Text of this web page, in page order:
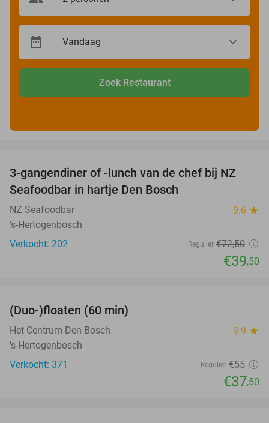
Zoek Restaurant
46%
3-gangendiner of -lunch van de chef bij NZ
Seafoodbar in hartje Den Bosch
NZ Seafoodbar 9.6 star
's-Hertogenbosch
Verkocht: 202
Regulier €72,50
€39,50
(Duo-)floaten (60 min)
Het Centrum Den Bosch 9.9 star
's-Hertogenbosch
Verkocht: 371
Regulier €55
€37,50